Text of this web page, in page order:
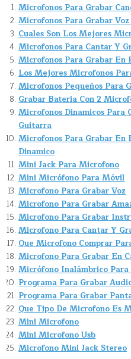
Microfonos Para Grabar
Microfonos Para Grabar
Cuales Son Los Mejores
Microfonos Para Cantar Y
Microfonos Para Grabar En
Los Mejores Microfonos
Microfonos Pequeños Para
Grabar Bateria Con 2
Microfonos Dinamicos Para
Guitarra
Microfonos Para Grabar En
Dinamico
Mini Jack Para Microfono
Mini Micrófono Para Móvil
Microfono Para Grabar Voz
Microfono Para Grabar
Microfono Para Grabar
Microfono Para Cantar Y
Que Microfono Comprar
Microfono Para Grabar En
Micrófono Inalámbrico Para
Programa Para Grabar
Programa Para Grabar
Que Tipo De Microfono Es
Mini Microfono
Mini Microfono Usb
Microfono Mini Jack Stereo